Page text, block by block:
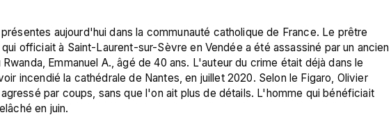
aujourd'hui dans la communauté catholique de France. Le prêtre
officiait à Saint-Laurent-sur-Sèvre en Vendée a été assassiné par un ancien
Emmanuel A., âgé de 40 ans. L'auteur du crime était déjà dans le
incendié la cathédrale de Nantes, en juillet 2020. Selon le Figaro, Olivier
par coups, sans que l'on ait plus de détails. L'homme qui bénéficiait
en juin.